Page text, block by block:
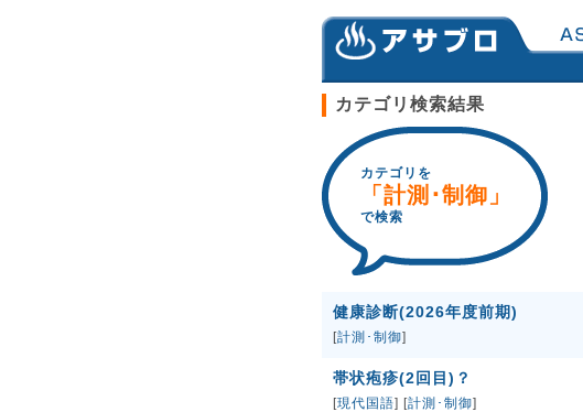
カテゴリ検索結果
カテゴリを
「計測･制御」
で検索
健康診断(2026年度前期)
[計測･制御]
帯状疱疹(2回目)？
[現代国語] [計測･制御]